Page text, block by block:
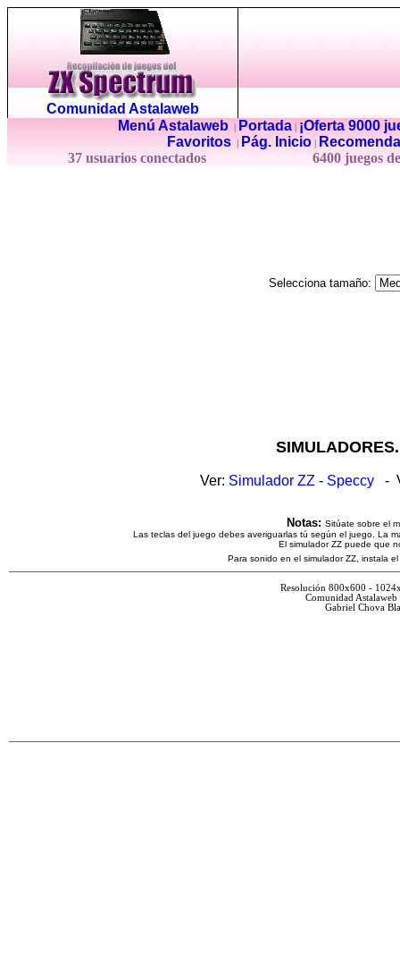
Comunidad Astalaweb
Menú Astalaweb| Portada|
¡Oferta 9000
Favoritos
Pág. Inicio
37 usuarios conectados
6400 juegos
Selecciona tamaño:
Ver: Simulador ZZ - Speccy -
Notas: Sitúate sobre el
Las teclas del juego debes averiguarlas tú según el juego. La
El simulador ZZ puede que
Para sonido en el simulador ZZ, instala
Resolución 800x600 -
Comunidad
Gabriel Chova